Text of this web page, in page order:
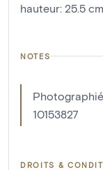
hauteur: 25.5 cm
NOTES
10153827
DROITS &